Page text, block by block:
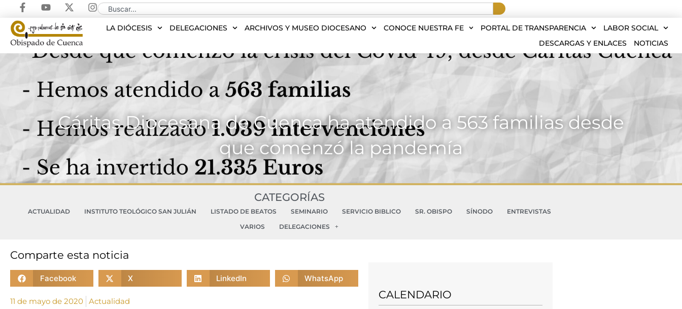
LA DIÓCESIS DELEGACIONES ARCHIVOS Y MUSEO DIOCESANO CONOCE NUESTRA FE PORTAL DE TRANSPARENCIA
LABOR SOCIAL
DESCARGAS Y ENLACES
NOTICIAS
Cáritas Diocesana de Cuenca ha atendido a 563 familias desde
que comenzó la pandemía
CATEGORÍAS
ACTUALIDAD INSTITUTO TEOLÓGICO SAN JULIÁN LISTADO DE BEATOS SEMINARIO SERVICIO BIBLICO SR. OBISPO SÍNODO
ENTREVISTAS
VARIOS
DELEGACIONES
Comparte esta noticia
Facebook X LinkedIn WhatsApp
11 de mayo de 2020 Actualidad
CALENDARIO